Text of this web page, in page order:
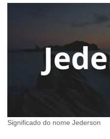
Significado do nome Jederson